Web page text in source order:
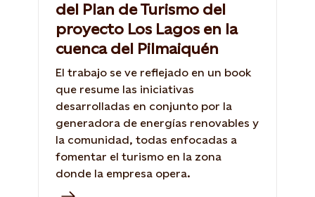
del Plan de Turismo del
proyecto Los Lagos en la
cuenca del Pilmaiquén
El trabajo se ve reflejado en un book
que resume las iniciativas
desarrolladas en conjunto por la
generadora de energías renovables y
la comunidad, todas enfocadas a
fomentar el turismo en la zona
donde la empresa opera.